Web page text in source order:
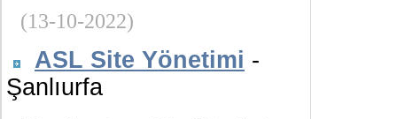
(13-10-2022)
ASL Site Yönetimi -
Şanlıurfa